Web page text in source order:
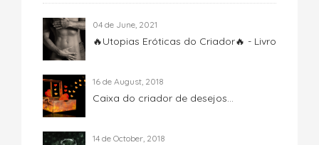
04 de June, 2021
🔥Utopias Eróticas do Criador🔥 - Livro
16 de August, 2018
Caixa do criador de desejos...
14 de October, 2018